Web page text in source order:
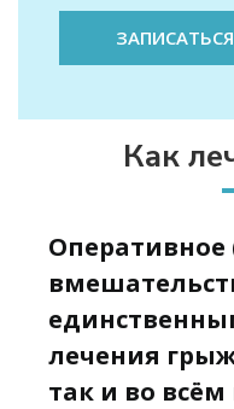
Как
Оперативное
лечения
так и во